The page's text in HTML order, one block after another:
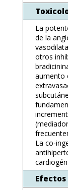
La
de la
otros
aumento
La co-